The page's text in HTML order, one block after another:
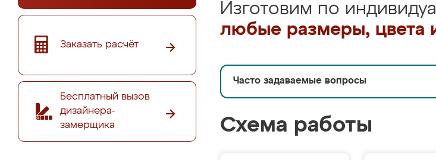
Заказать расчёт
Бесплатный вызов
дизайнера-
замерщика
Изготовим по
любые размеры, цвета
Часто задаваемые вопросы
Схема работы